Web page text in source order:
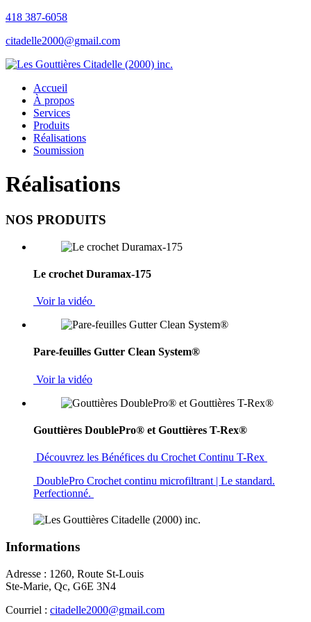
418 387-6058
citadelle2000@gmail.com
Accueil
À propos
Services
Produits
Réalisations
Soumission
Réalisations
NOS PRODUITS
Le crochet Duramax-175
Voir la vidéo
Pare-feuilles Gutter Clean System®
Voir la vidéo
Gouttières DoublePro® et Gouttières T-Rex®
Découvrez les Bénéfices du Crochet Continu T-Rex
DoublePro Crochet continu microfiltrant | Le standard.
Perfectionné.
Informations
Adresse : 1260, Route St-Louis
Ste-Marie, Qc, G6E 3N4
Courriel : citadelle2000@gmail.com